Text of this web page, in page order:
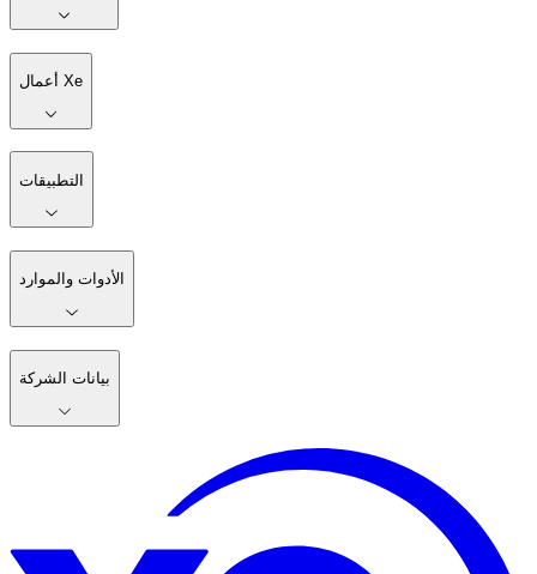
أعمال Xe
التطبيقات
الأدوات والموارد
بيانات الشركة